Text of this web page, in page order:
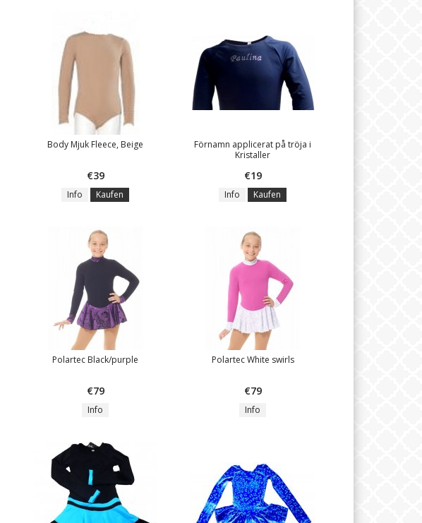
Body Mjuk Fleece, Beige
€39
Info Kaufen
Förnamn applicerat på tröja i
Kristaller
€19
Info Kaufen
Polartec Black/purple
€79
Info
Polartec White swirls
€79
Info